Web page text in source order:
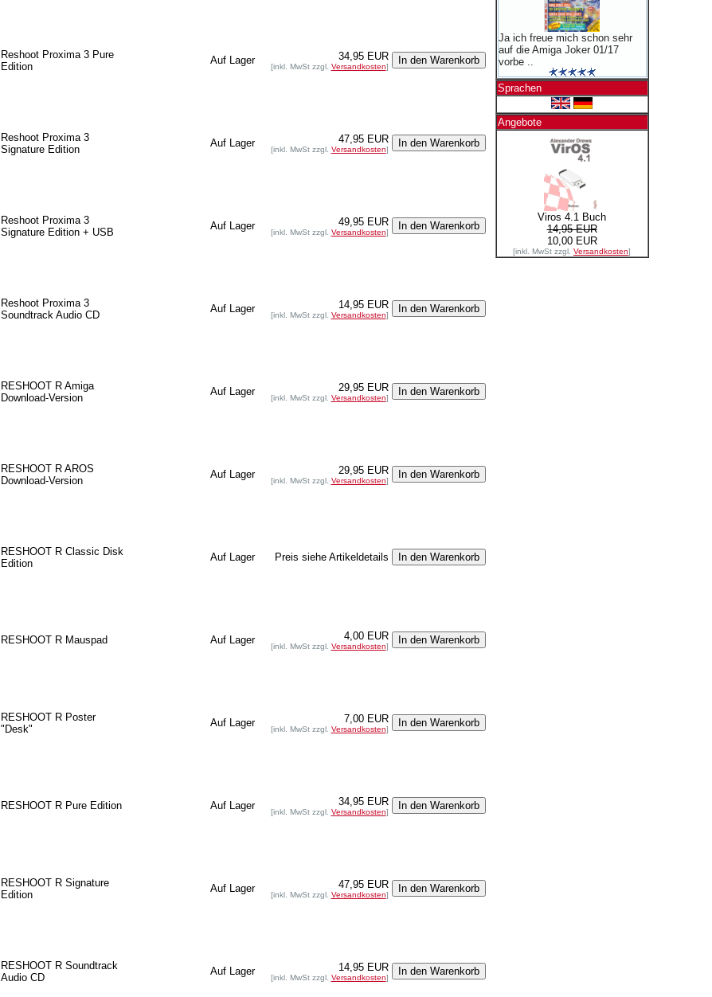
Reshoot Proxima 3 Pure
Edition
Auf Lager 34,95 EUR
[inkl. MwSt zzgl. Versandkosten]
Reshoot Proxima 3
Signature Edition
Auf Lager 47,95 EUR
[inkl. MwSt zzgl. Versandkosten]
Reshoot Proxima 3
Signature Edition + USB
Auf Lager 49,95 EUR
[inkl. MwSt zzgl. Versandkosten]
Reshoot Proxima 3
Soundtrack Audio CD
Auf Lager 14,95 EUR
[inkl. MwSt zzgl. Versandkosten]
RESHOOT R Amiga
Download-Version
Auf Lager 29,95 EUR
[inkl. MwSt zzgl. Versandkosten]
RESHOOT R AROS
Download-Version
Auf Lager 29,95 EUR
[inkl. MwSt zzgl. Versandkosten]
RESHOOT R Classic Disk
Edition
Auf Lager Preis siehe Artikeldetails
RESHOOT R Mauspad Auf Lager 4,00 EUR
[inkl. MwSt zzgl. Versandkosten]
RESHOOT R Poster
"Desk"
Auf Lager 7,00 EUR
[inkl. MwSt zzgl. Versandkosten]
RESHOOT R Pure Edition Auf Lager 34,95 EUR
[inkl. MwSt zzgl. Versandkosten]
RESHOOT R Signature
Edition
Auf Lager 47,95 EUR
[inkl. MwSt zzgl. Versandkosten]
RESHOOT R Soundtrack
Audio CD
Auf Lager 14,95 EUR
[inkl. MwSt zzgl. Versandkosten]
Ja ich freue mich schon sehr
auf die Amiga Joker 01/17
vorbe ..
Sprachen
Angebote
Viros 4.1 Buch
14,95 EUR
10,00 EUR
[inkl. MwSt zzgl. Versandkosten]